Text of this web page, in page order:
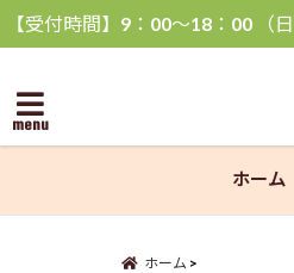
【受付時間】9：00〜18：00 （
menu
ホーム
ホーム